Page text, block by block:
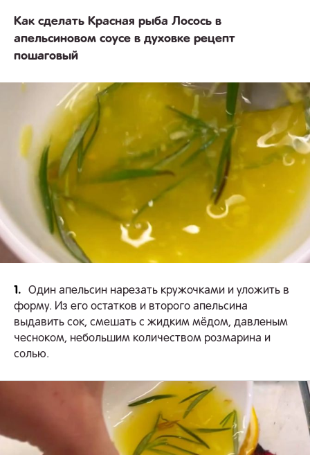
Как сделать Красная рыба Лосось в
апельсиновом соусе в духовке рецепт
пошаговый
1.
Один апельсин нарезать кружочками и уложить в
форму. Из его остатков и второго апельсина
выдавить сок, смешать с жидким мёдом, давленым
чесноком, небольшим количеством розмарина и
солью.